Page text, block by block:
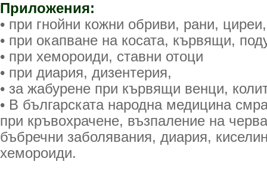
Приложения:
• при гнойни кожни обриви, рани,
• при окапване на косата, кървящи,
• при хемороиди, ставни отоци
• при диария, дизентерия,
• за жабурене при кървящи венци,
• В българската народна медицина
при кръвохрачене, възпаление на
бъбречни заболявания, диария,
хемороиди.